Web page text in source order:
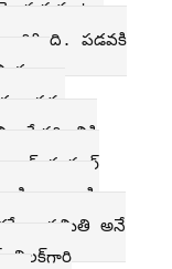
ఈదుకుంటూ
జరిగింది. పడవకి
సమ
పేదరికానికి
సిద్ధాంతాలకి
సమితి అనే
తిలక్‌గారి